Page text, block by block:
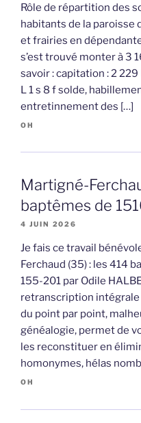
Rôle de répartition des
habitants de la paroisse
et frairies en
s’est trouvé monter à 3
savoir : capitation : 2
L 1 s 8 f solde,
entretinnement des […]
OH
Martigné-
baptêmes de
4 JUIN 2026
Je fais ce travail
Ferchaud (35) : les 414
155-201 par Odile
retranscription
du point par point,
généalogie, permet de
les reconstituer en
homonymes, hélas
OH